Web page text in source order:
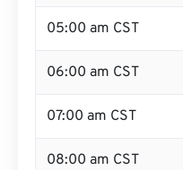
05:00 am CST
06:00 am CST
07:00 am CST
08:00 am CST